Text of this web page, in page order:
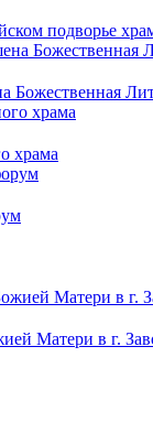
подворье
Божественная
храма
Матери в г.